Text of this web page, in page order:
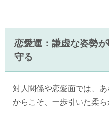
恋愛運：謙虚な姿勢
守る
対人関係や恋愛面では、
からこそ、一歩引いた柔ら